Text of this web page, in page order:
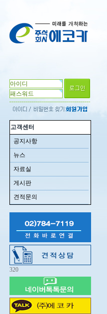
고객센터
공지사항
뉴스
자료실
게시판
견적문의
320